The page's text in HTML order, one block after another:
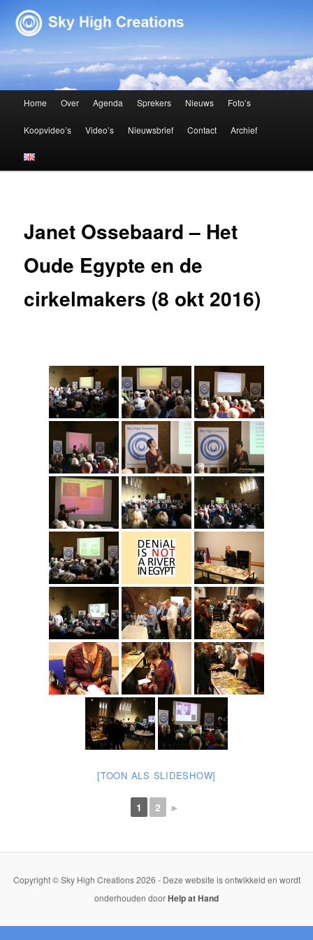
Sky High Creations
Spring naar de primaire inhoud
Spring naar de secundaire inhoud
Home Over Agenda Sprekers Nieuws Foto’s
Koopvideo’s Video’s Nieuwsbrief Contact Archief
Janet Ossebaard – Het
Oude Egypte en de
cirkelmakers (8 okt 2016)
[TOON ALS SLIDESHOW]
1 2 ►
Copyright © Sky High Creations 2026 - Deze website is ontwikkeld en wordt
onderhouden doorHelp at Hand